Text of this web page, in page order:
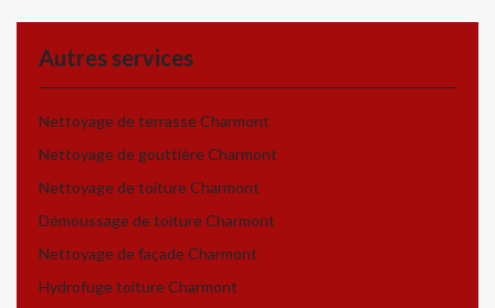
Autres services
Nettoyage de terrasse Charmont
Nettoyage de gouttière Charmont
Nettoyage de toiture Charmont
Démoussage de toiture Charmont
Nettoyage de façade Charmont
Hydrofuge toiture Charmont